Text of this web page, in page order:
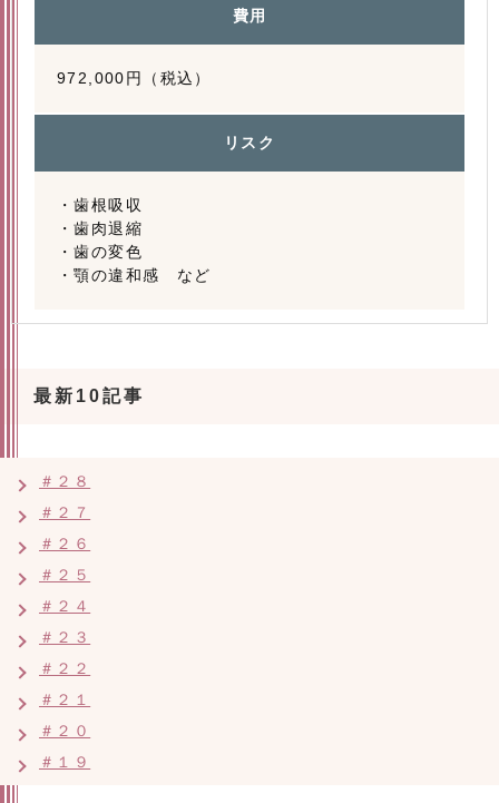
費用
972,000円（税込）
リスク
・歯根吸収
・歯肉退縮
・歯の変色
・顎の違和感 など
最新10記事
＃２８
＃２７
＃２６
＃２５
＃２４
＃２３
＃２２
＃２１
＃２０
＃１９